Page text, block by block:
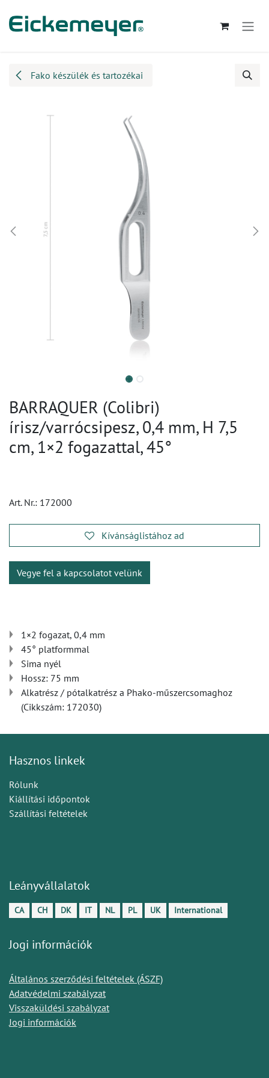
Fako készülék és tartozékai
BARRAQUER (Colibri)
írisz/varrócsipesz, 0,4 mm, H 7,5
cm, 1×2 fogazattal, 45°
Art. Nr.: 172000
Kívánságlistához ad
Vegye fel a kapcsolatot velünk
1×2 fogazat, 0,4 mm
45° platformmal
Sima nyél
Hossz: 75 mm
Alkatrész / pótalkatrész a Phako-műszercsomaghoz
(Cikkszám: 172030)
Hasznos linkek
Rólunk
Kiállítási időpontok
Szállítási feltételek
Leányvállalatok
CA CH DK IT NL PL UK International
Jogi információk
Általános szerződési feltételek (ÁSZF)
Adatvédelmi szabályzat
Visszaküldési szabályzat
Jogi információk